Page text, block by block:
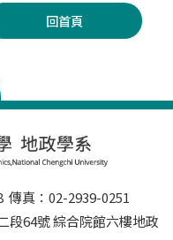
回首頁
傳真：02-2939-0251
段64號 綜合院館六樓地政